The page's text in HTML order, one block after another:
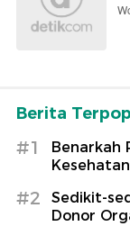
Berita
#1
Benarkah
#2
Sedikit-
Donor